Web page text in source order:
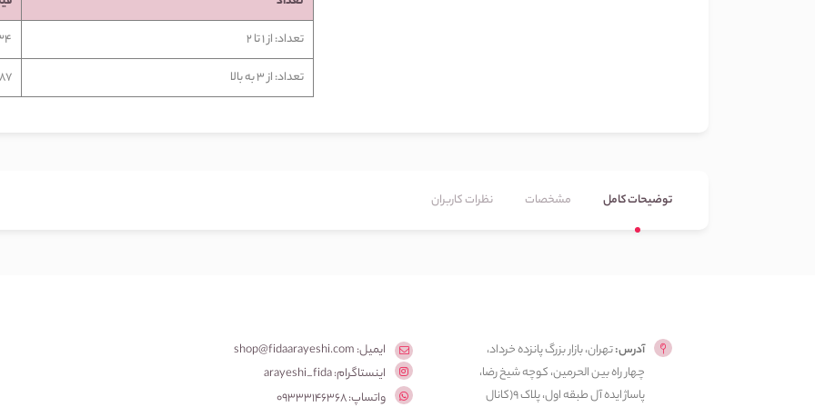
تعداد: از 1 تا 2
تعداد: از 3 به بالا
توضیحات کامل مشخصات نظرات کاربران
آدرس:تهران، بازار بزرگ پانزده خرداد،
چهار راه بین الحرمین، کوچه شیخ رضا،
پاساژ ایده آل طبقه اول، پلاک ۹(کانال
ایمیل: shop@fidaarayeshi.com
اینستاگرام: arayeshi_fida
واتساپ: 09333146368